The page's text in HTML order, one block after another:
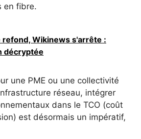
en fibre.
refond, Wikinews s'arrête :
décryptée
une PME ou une collectivité
réseau, intégrer
dans le TCO (coût
est désormais un impératif,